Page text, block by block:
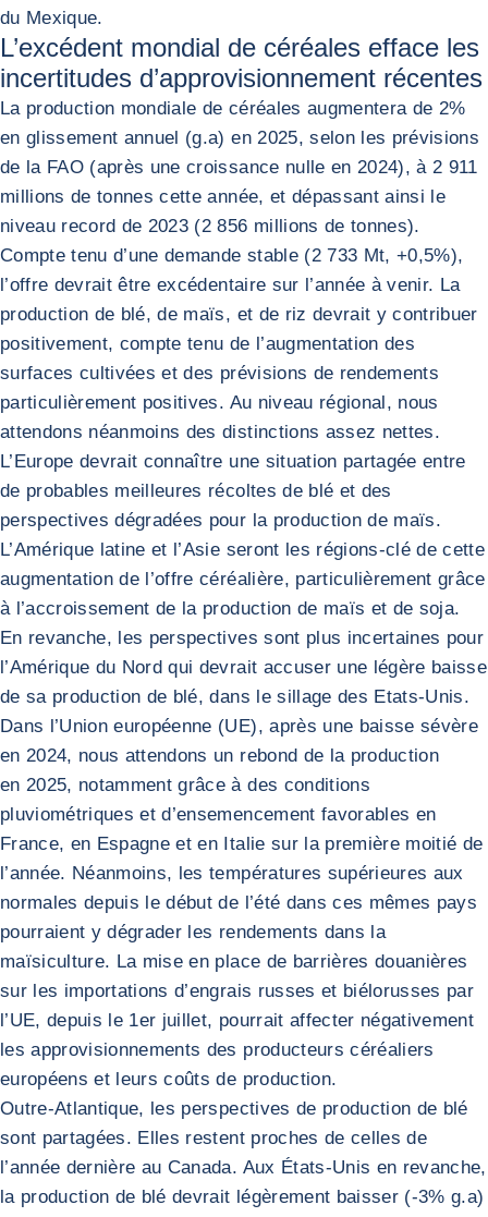
du Mexique.
L’excédent mondial de céréales efface les
incertitudes d’approvisionnement récentes
La production mondiale de céréales augmentera de 2%
en glissement annuel (g.a) en 2025, selon les prévisions
de la FAO (après une croissance nulle en 2024), à 2 911
millions de tonnes cette année, et dépassant ainsi le
niveau record de 2023 (2 856 millions de tonnes).
Compte tenu d’une demande stable (2 733 Mt, +0,5%),
l’offre devrait être excédentaire sur l’année à venir. La
production de blé, de maïs, et de riz devrait y contribuer
positivement, compte tenu de l’augmentation des
surfaces cultivées et des prévisions de rendements
particulièrement positives. Au niveau régional, nous
attendons néanmoins des distinctions assez nettes.
L’Europe devrait connaître une situation partagée entre
de probables meilleures récoltes de blé et des
perspectives dégradées pour la production de maïs.
L’Amérique latine et l’Asie seront les régions-clé de cette
augmentation de l’offre céréalière, particulièrement grâce
à l’accroissement de la production de maïs et de soja.
En revanche, les perspectives sont plus incertaines pour
l’Amérique du Nord qui devrait accuser une légère baisse
de sa production de blé, dans le sillage des Etats-Unis.
Dans l’Union européenne (UE), après une baisse sévère
en 2024, nous attendons un rebond de la production
en 2025, notamment grâce à des conditions
pluviométriques et d’ensemencement favorables en
France, en Espagne et en Italie sur la première moitié de
l’année. Néanmoins, les températures supérieures aux
normales depuis le début de l’été dans ces mêmes pays
pourraient y dégrader les rendements dans la
maïsiculture. La mise en place de barrières douanières
sur les importations d’engrais russes et biélorusses par
l’UE, depuis le 1er juillet, pourrait affecter négativement
les approvisionnements des producteurs céréaliers
européens et leurs coûts de production.
Outre-Atlantique, les perspectives de production de blé
sont partagées. Elles restent proches de celles de
l’année dernière au Canada. Aux États-Unis en revanche,
la production de blé devrait légèrement baisser (-3% g.a)